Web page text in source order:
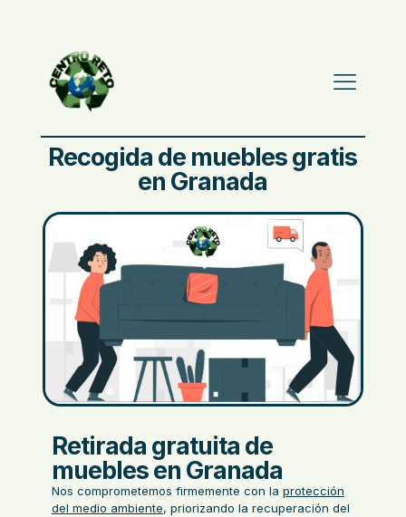
Recogida de muebles gratis
en Granada
Retirada gratuita de
muebles en Granada
Nos comprometemos firmemente con la protección
del medio ambiente, priorizando la recuperación del